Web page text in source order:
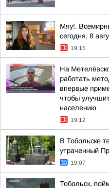
Мяу!.
сегодня, 8
19:15
На
работать
впервые
чтобы
населению
19:12
В Тобольске
утраченный
19:07
Тобольск,